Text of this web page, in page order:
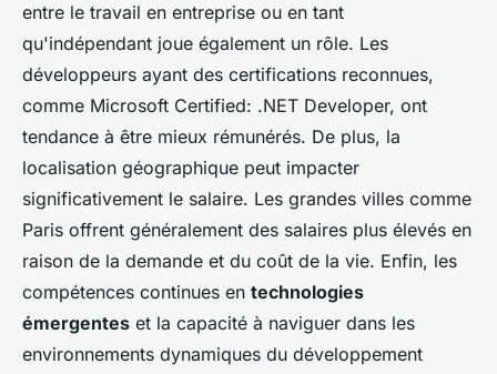
entre le travail en entreprise ou en tant
qu'indépendant joue également un rôle. Les
développeurs ayant des certifications reconnues,
comme Microsoft Certified: .NET Developer, ont
tendance à être mieux rémunérés. De plus, la
localisation géographique peut impacter
significativement le salaire. Les grandes villes comme
Paris offrent généralement des salaires plus élevés en
raison de la demande et du coût de la vie. Enfin, les
compétences continues en technologies
émergentes et la capacité à naviguer dans les
environnements dynamiques du développement